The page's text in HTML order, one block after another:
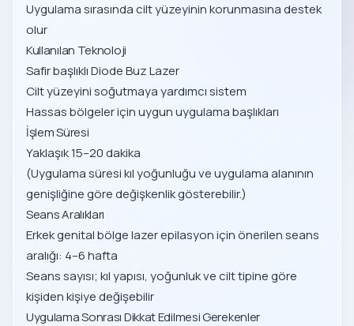
Uygulama sırasında cilt yüzeyinin korunmasına destek
olur
Kullanılan Teknoloji
Safir başlıklı Diode Buz Lazer
Cilt yüzeyini soğutmaya yardımcı sistem
Hassas bölgeler için uygun uygulama başlıkları
İşlem Süresi
Yaklaşık 15–20 dakika
(Uygulama süresi kıl yoğunluğu ve uygulama alanının
genişliğine göre değişkenlik gösterebilir.)
Seans Aralıkları
Erkek genital bölge lazer epilasyon için önerilen seans
aralığı: 4–6 hafta
Seans sayısı; kıl yapısı, yoğunluk ve cilt tipine göre
kişiden kişiye değişebilir
Uygulama Sonrası Dikkat Edilmesi Gerekenler